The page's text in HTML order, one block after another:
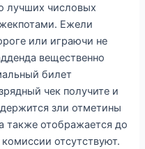
лучших числовых
Ежели
или играючи не
вещественно
билет
чек получите и
зли отметины
также отображается до
отсутствуют.